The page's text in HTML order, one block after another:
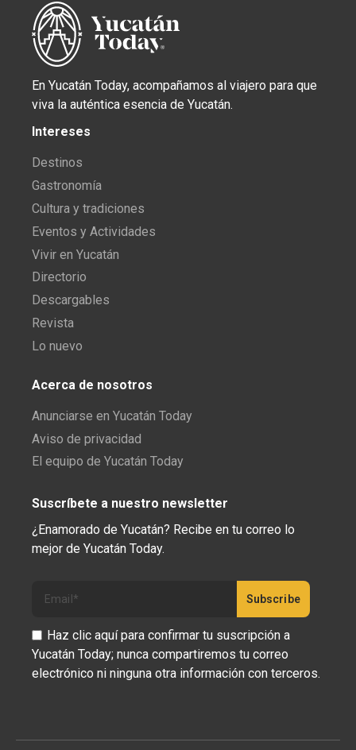
En Yucatán Today, acompañamos al viajero para que
viva la auténtica esencia de Yucatán.
Intereses
Destinos
Gastronomía
Cultura y tradiciones
Eventos y Actividades
Vivir en Yucatán
Directorio
Descargables
Revista
Lo nuevo
Acerca de nosotros
Anunciarse en Yucatán Today
Aviso de privacidad
El equipo de Yucatán Today
Suscríbete a nuestro newsletter
¿Enamorado de Yucatán? Recibe en tu correo lo
mejor de Yucatán Today.
Haz clic aquí para confirmar tu suscripción a
Yucatán Today; nunca compartiremos tu correo
electrónico ni ninguna otra información con terceros.